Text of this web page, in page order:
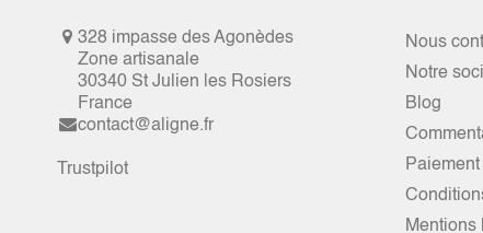
328 impasse des Agonèdes
Zone artisanale
30340 St Julien les Rosiers
France
contact@aligne.fr
Trustpilot
Nous
Notre
Blog
Mentions